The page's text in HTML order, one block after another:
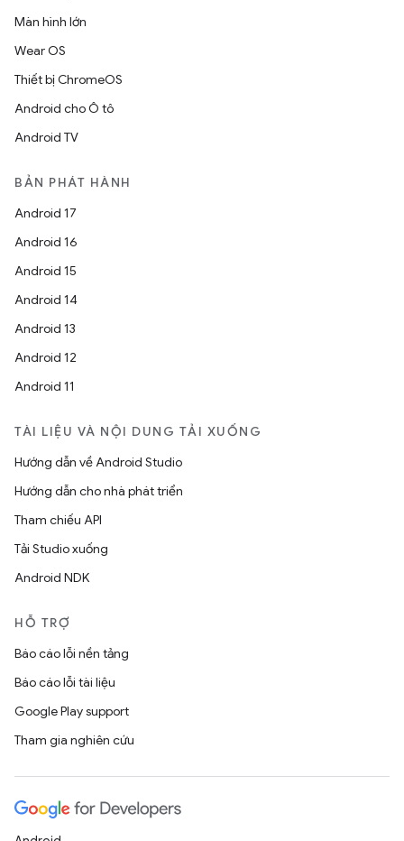
Màn hình lớn
Wear OS
Thiết bị ChromeOS
Android cho Ô tô
Android TV
BẢN PHÁT HÀNH
Android 17
Android 16
Android 15
Android 14
Android 13
Android 12
Android 11
TÀI LIỆU VÀ NỘI DUNG TẢI XUỐNG
Hướng dẫn về Android Studio
Hướng dẫn cho nhà phát triển
Tham chiếu API
Tải Studio xuống
Android NDK
HỖ TRỢ
Báo cáo lỗi nền tảng
Báo cáo lỗi tài liệu
Google Play support
Tham gia nghiên cứu